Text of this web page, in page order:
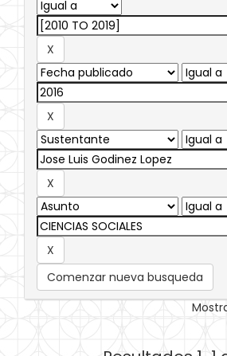
Comenzar nueva busqueda